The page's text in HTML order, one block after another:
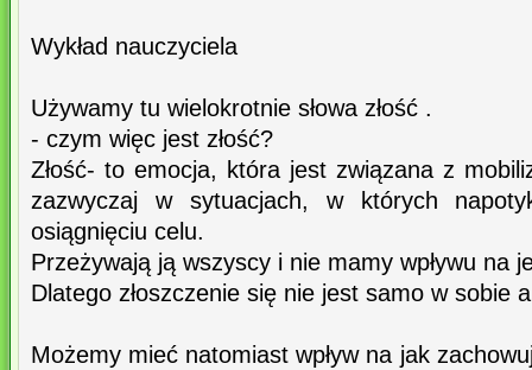
Wykład nauczyciela
Używamy tu wielokrotnie słowa złość .
- czym więc jest złość?
Złość- to emocja, która jest związana z
zazwyczaj w sytuacjach, w których
osiągnięciu celu.
Przeżywają ją wszyscy i nie mamy wpływu na
Dlatego złoszczenie się nie jest samo w sobie
Możemy mieć natomiast wpływ na jak